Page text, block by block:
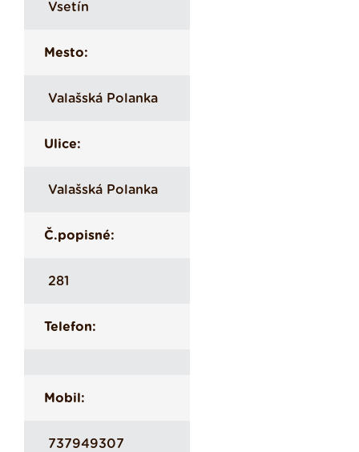
Vsetín
Mesto:
Valašská Polanka
Ulice:
Valašská Polanka
Č.popisné:
281
Telefon:
Mobil:
737949307